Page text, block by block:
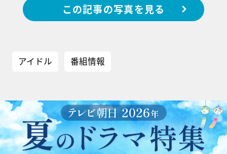
この記事の写真を見る
アイドル 番組情報